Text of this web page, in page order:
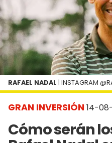
GRAN INVERSIÓN 14-
Cómo serán
RAFAEL NADAL | INSTAGRAM